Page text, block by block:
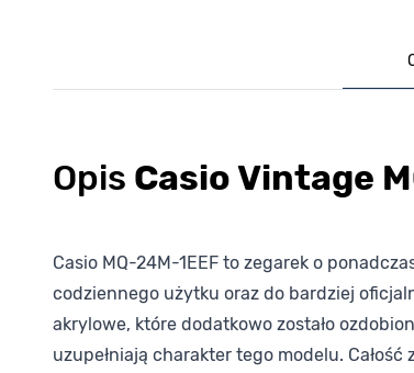
Opis Casio Vintage
Casio MQ-24M-1EEF to zegarek o
codziennego użytku oraz do bardziej
akrylowe, które dodatkowo zostało
uzupełniają charakter tego modelu.